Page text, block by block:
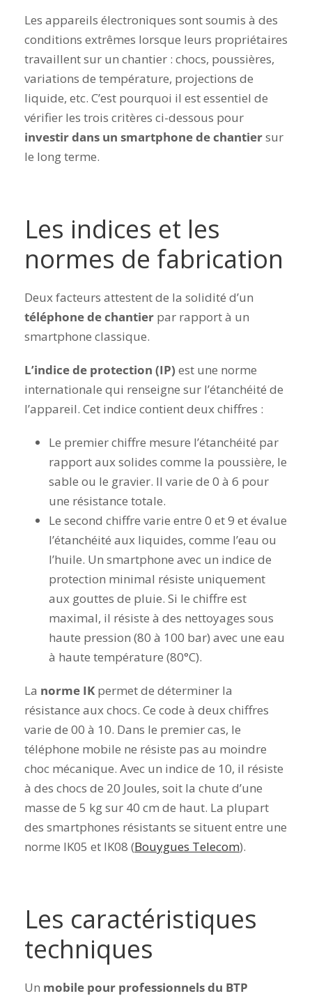
Les appareils électroniques sont soumis à des
conditions extrêmes lorsque leurs propriétaires
travaillent sur un chantier : chocs, poussières,
variations de température, projections de
liquide, etc. C’est pourquoi il est essentiel de
vérifier les trois critères ci-dessous pour
investir dans un smartphone de chantiersur
le long terme.
Les indices et les
normes de fabrication
Deux facteurs attestent de la solidité d’un
téléphone de chantier par rapport à un
smartphone classique.
L’indice de protection (IP) est une norme
internationale qui renseigne sur l’étanchéité de
l’appareil. Cet indice contient deux chiffres :
Le premier chiffre mesure l’étanchéité par
rapport aux solides comme la poussière, le
sable ou le gravier. Il varie de 0 à 6 pour
une résistance totale.
Le second chiffre varie entre 0 et 9 et évalue
l’étanchéité aux liquides, comme l’eau ou
l’huile. Un smartphone avec un indice de
protection minimal résiste uniquement
aux gouttes de pluie. Si le chiffre est
maximal, il résiste à des nettoyages sous
haute pression (80 à 100 bar) avec une eau
à haute température (80°C).
La norme IK permet de déterminer la
résistance aux chocs. Ce code à deux chiffres
varie de 00 à 10. Dans le premier cas, le
téléphone mobile ne résiste pas au moindre
choc mécanique. Avec un indice de 10, il résiste
à des chocs de 20 Joules, soit la chute d’une
masse de 5 kg sur 40 cm de haut. La plupart
des smartphones résistants se situent entre une
norme IK05 et IK08 (Bouygues Telecom).
Les caractéristiques
techniques
Un mobile pour professionnels du BTP